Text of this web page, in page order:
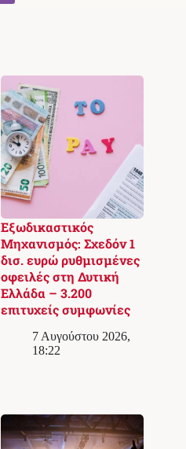
Εξωδικαστικός
Μηχανισμός: Σχεδόν 1
δισ. ευρώ ρυθμισμένες
οφειλές στη Δυτική
Ελλάδα – 3.200
επιτυχείς συμφωνίες
7 Αυγούστου 2026,
18:22